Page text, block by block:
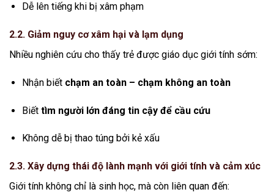
Dễ lên tiếng khi bị xâm phạm
2.2. Giảm nguy cơ xâm hại và lạm dụng
Nhiều nghiên cứu cho thấy trẻ được giáo dục giới tính sớm:
Nhận biết chạm an toàn – chạm không an toàn
Biết tìm người lớn đáng tin cậy để cầu cứu
Không dễ bị thao túng bởi kẻ xấu
2.3. Xây dựng thái độ lành mạnh với giới tính và cảm xúc
Giới tính không chỉ là sinh học, mà còn liên quan đến: